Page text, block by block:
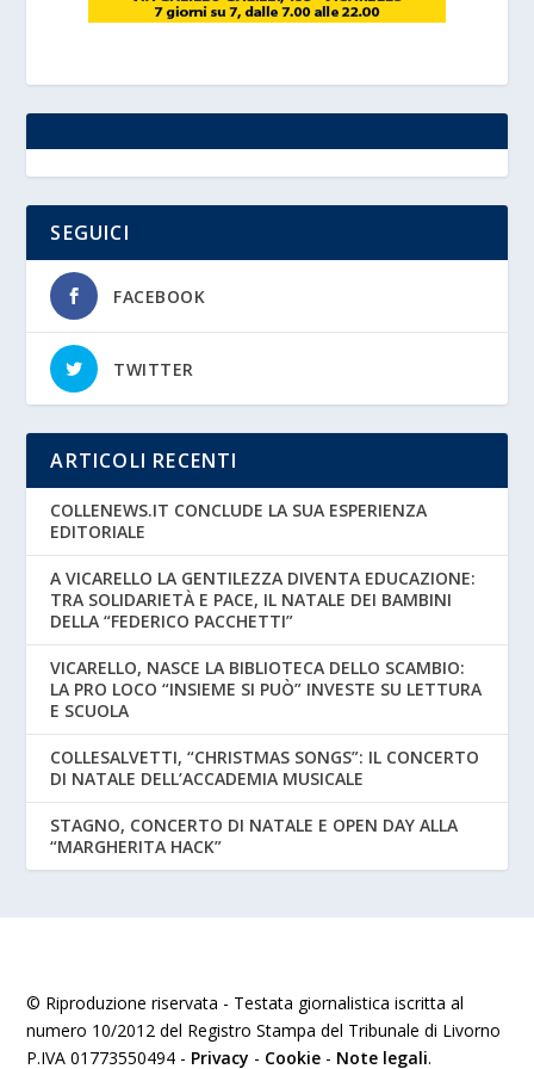
SEGUICI
FACEBOOK
TWITTER
ARTICOLI RECENTI
COLLENEWS.IT CONCLUDE LA SUA ESPERIENZA
EDITORIALE
A VICARELLO LA GENTILEZZA DIVENTA EDUCAZIONE:
TRA SOLIDARIETÀ E PACE, IL NATALE DEI BAMBINI
DELLA “FEDERICO PACCHETTI”
VICARELLO, NASCE LA BIBLIOTECA DELLO SCAMBIO:
LA PRO LOCO “INSIEME SI PUÒ” INVESTE SU LETTURA
E SCUOLA
COLLESALVETTI, “CHRISTMAS SONGS”: IL CONCERTO
DI NATALE DELL’ACCADEMIA MUSICALE
STAGNO, CONCERTO DI NATALE E OPEN DAY ALLA
“MARGHERITA HACK”
© Riproduzione riservata - Testata giornalistica iscritta al
numero 10/2012 del Registro Stampa del Tribunale di Livorno
P.IVA 01773550494 - Privacy - Cookie - Note legali.